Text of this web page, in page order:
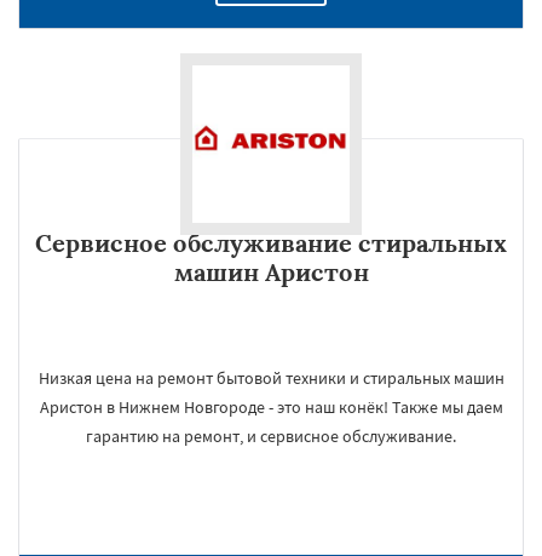
Сервисное обслуживание стиральных
машин Аристон
Низкая цена на ремонт бытовой техники и стиральных машин
Аристон в Нижнем Новгороде - это наш конёк! Также мы даем
гарантию на ремонт, и сервисное обслуживание.